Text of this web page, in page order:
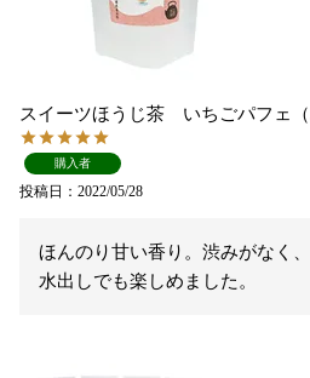
スイーツほうじ茶 いちごパフェ（
購入者
投稿日 2022/05/28
ほんのり甘い香り。渋みがなく
水出しでも楽しめました。